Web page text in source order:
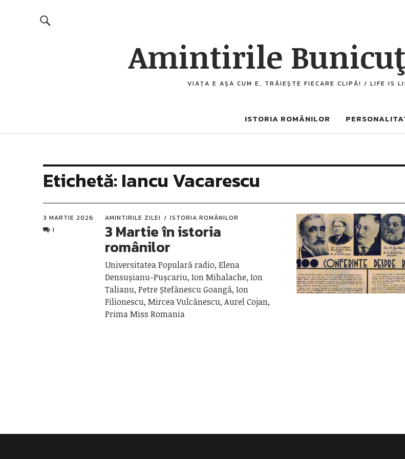
Amintirile
VIAȚA E AȘA CUM E, TRĂIEȘTE FIECARE CLIPĂ! / LIFE IS
ISTORIA ROMÂNILOR
Etichetă: Iancu Vacarescu
3 MARTIE 2026
1
AMINTIRILE ZILEI ISTORIA ROMÂNILOR
3 Martie în istoria
românilor
Universitatea Populară radio, Elena
Densușianu-Pușcariu, Ion Mihalache, Ion
Talianu, Petre Ștefănescu Goangă, Ion
Filionescu, Mircea Vulcănescu, Aurel Cojan,
Prima Miss Romania